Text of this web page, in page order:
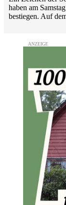
haben am
bestiegen. Auf